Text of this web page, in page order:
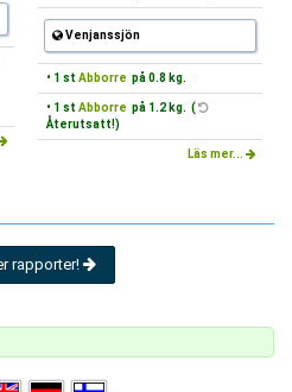
Venjanssjön
• 1 st Abborre på 0.8 kg.
• 1 st Abborre på 1.2 kg. (
Återutsatt!)
Läs mer...
rapporter!